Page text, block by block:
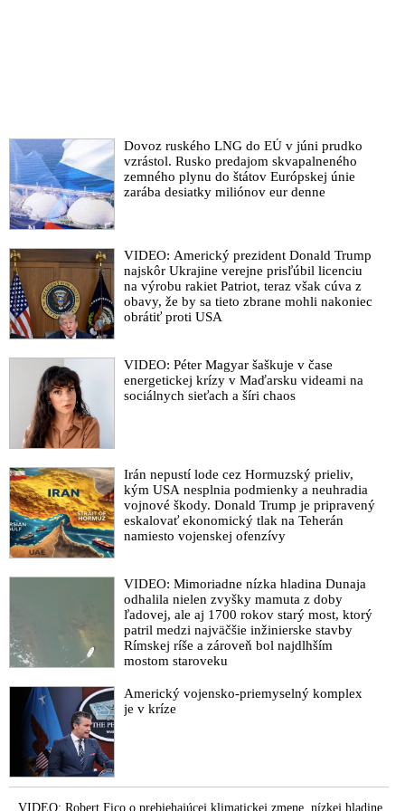
vydírání z USA a konci katolické církve
VIDEO: Pád Kabaly (1. část): Kdo skutečně vládne světu?
VIDEO: Pád Kabaly (2. část): Kdo skutečně vládne světu?
VIDEO: Pád Kabaly (3. část): Kdo skutečně vládne světu?
Dovoz ruského LNG do EÚ v júni prudko
vzrástol. Rusko predajom skvapalneného
zemného plynu do štátov Európskej únie
zarába desiatky miliónov eur denne
VIDEO: Americký prezident Donald Trump
najskôr Ukrajine verejne prisľúbil licenciu
na výrobu rakiet Patriot, teraz však cúva z
obavy, že by sa tieto zbrane mohli nakoniec
obrátiť proti USA
VIDEO: Péter Magyar šaškuje v čase
energetickej krízy v Maďarsku videami na
sociálnych sieťach a šíri chaos
Irán nepustí lode cez Hormuzský prieliv,
kým USA nesplnia podmienky a neuhradia
vojnové škody. Donald Trump je pripravený
eskalovať ekonomický tlak na Teherán
namiesto vojenskej ofenzívy
VIDEO: Mimoriadne nízka hladina Dunaja
odhalila nielen zvyšky mamuta z doby
ľadovej, ale aj 1700 rokov starý most, ktorý
patril medzi najväčšie inžinierske stavby
Rímskej ríše a zároveň bol najdlhším
mostom staroveku
Americký vojensko-priemyselný komplex
je v kríze
VIDEO: Robert Fico o prebiehajúcej klimatickej zmene, nízkej hladine